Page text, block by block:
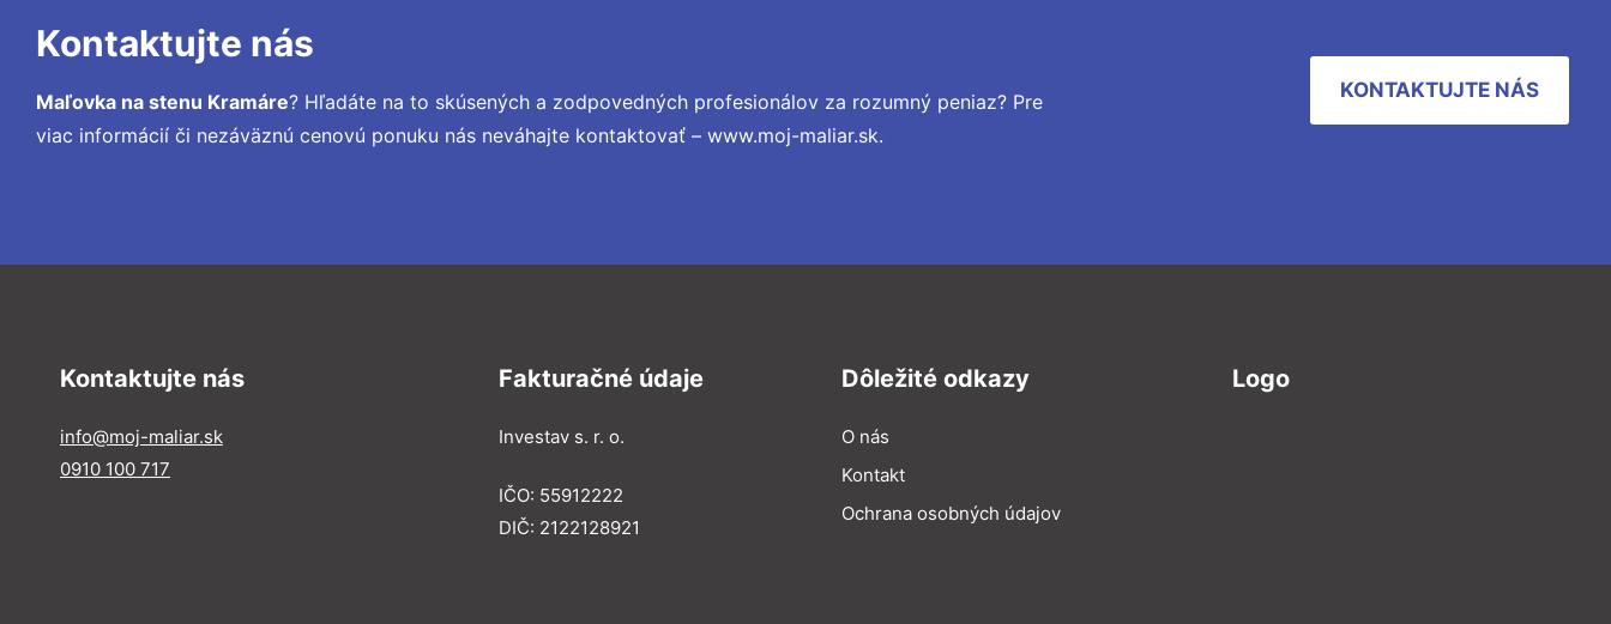
Kontaktujte nás
Maľovka na stenu Kramáre? Hľadáte na to skúsených a zodpovedných profesionálov za rozumný peniaz? Pre
viac informácií či nezáväznú cenovú ponuku nás neváhajte kontaktovať – www.moj-maliar.sk.
KONTAKTUJTE NÁS
Kontaktujte nás
info@moj-maliar.sk
0910 100 717
Fakturačné údaje
Investav s. r. o.
IČO: 55912222
DIČ: 2122128921
Dôležité odkazy
O nás
Kontakt
Ochrana osobných údajov
Logo